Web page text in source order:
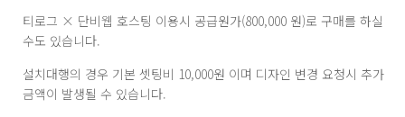
티로그 × 단비웹 호스팅 이용시 공급원가(800,000 원)로 구매를 하실
수도 있습니다.
설치대행의 경우 기본 셋팅비 10,000원 이며 디자인 변경 요청시 추가
금액이 발생될 수 있습니다.